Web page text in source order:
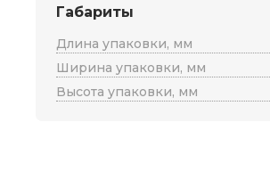
Габариты
Длина упаковки, мм
Ширина упаковки, мм
Высота упаковки, мм